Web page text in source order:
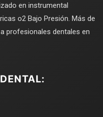
en instrumental
o2 Bajo Presión. Más de
profesionales dentales en